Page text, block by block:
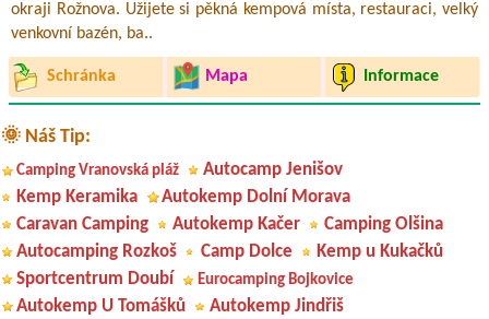
okraji Rožnova. Užijete si pěkná kempová místa, restauraci, velký
venkovní bazén, ba..
Schránka Mapa Informace
🌞 Náš Tip:
Camping Vranovská pláž
Autocamp Jenišov
Kemp Keramika
Autokemp Dolní Morava
Caravan Camping
Autokemp Kačer
Camping Olšina
Autocamping Rozkoš
Camp Dolce
Kemp u Kukačků
Sportcentrum Doubí
Eurocamping Bojkovice
Autokemp U Tomášků
Autokemp Jindřiš